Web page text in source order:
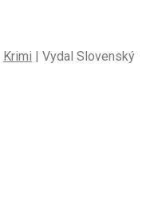
Krimi | Vydal Slovenský